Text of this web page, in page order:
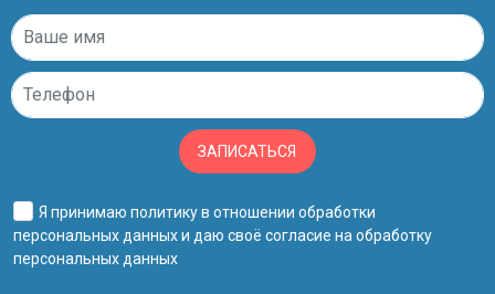
ЗАПИСАТЬСЯ
Я принимаю политику в отношении обработки
персональных данныхи даю своё согласие на обработку
персональных данных